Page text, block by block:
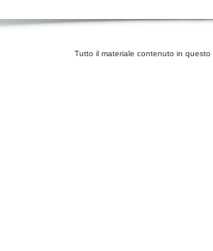
Tutto il materiale contenuto in